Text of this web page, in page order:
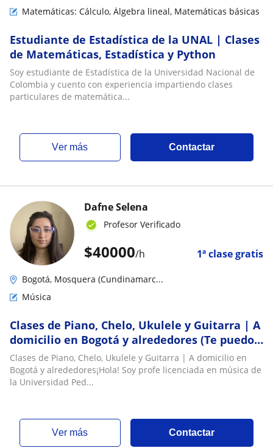
Matemáticas: Cálculo, Álgebra lineal, Matemáticas básicas
Estudiante de Estadística de la UNAL | Clases
de Matemáticas, Estadística y Python
Soy estudiante de Estadística de la Universidad Nacional de
Colombia y cuento con experiencia impartiendo clases
particulares de matemática...
ver más Contactar
$40000/h 1ª clase gratis
Dafne Selena
Profesor Verificado
Bogotá, Mosquera (Cundinamarc...
Música
Clases de Piano, Chelo, Ukulele y Guitarra | A
domicilio en Bogotá y alrededores (Te puedo
prestar chelo, guitarra o ukulele)
Clases de Piano, Chelo, Ukulele y Guitarra | A domicilio en
Bogotá y alrededores¡Hola! Soy profe licenciada en música de
la Universidad Ped...
ver más Contactar